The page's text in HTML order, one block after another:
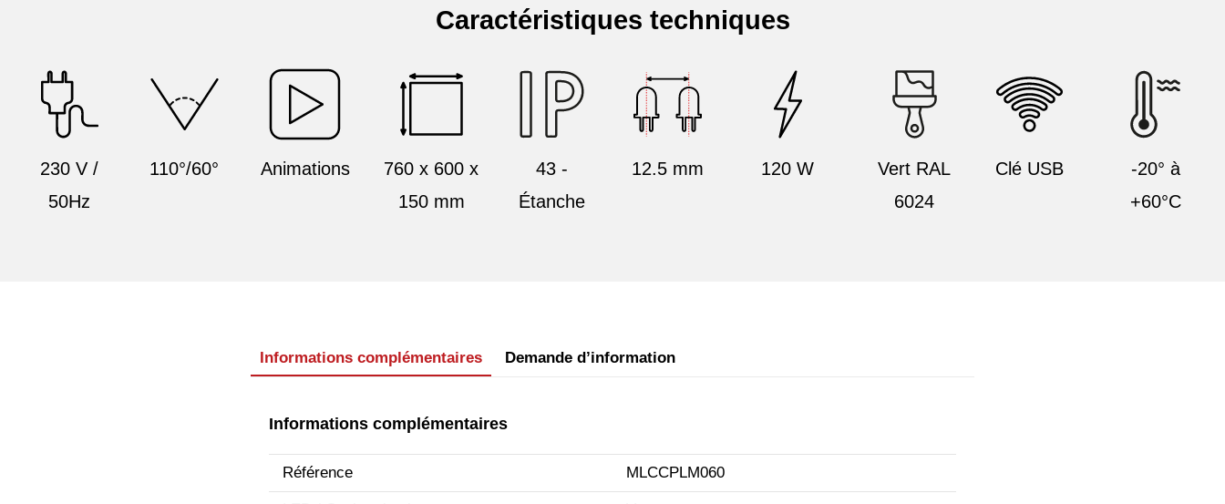
Caractéristiques techniques
230 V /
50Hz
110°/60° Animations
760 x 600 x
150 mm
43 -
Étanche
12.5 mm 120 W
Vert RAL
6024
Clé USB
-20° à
+60°C
Informations complémentaires Demande d’information
Informations complémentaires
Référence MLCCPLM060